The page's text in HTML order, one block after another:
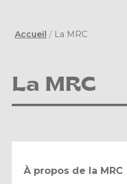
Accueil / La MRC
La MRC
À propos de la MRC